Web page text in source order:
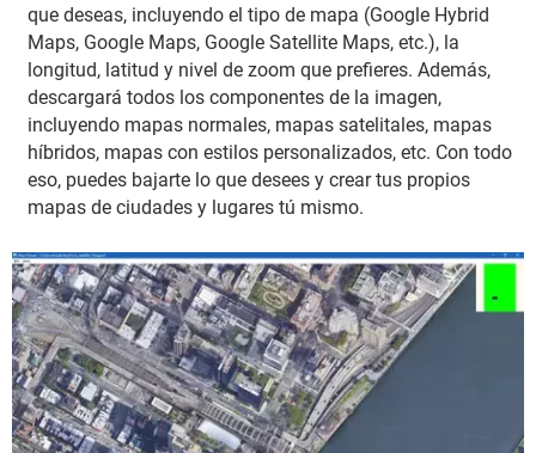
que deseas, incluyendo el tipo de mapa (Google Hybrid
Maps, Google Maps, Google Satellite Maps, etc.), la
longitud, latitud y nivel de zoom que prefieres. Además,
descargará todos los componentes de la imagen,
incluyendo mapas normales, mapas satelitales, mapas
híbridos, mapas con estilos personalizados, etc. Con todo
eso, puedes bajarte lo que desees y crear tus propios
mapas de ciudades y lugares tú mismo.